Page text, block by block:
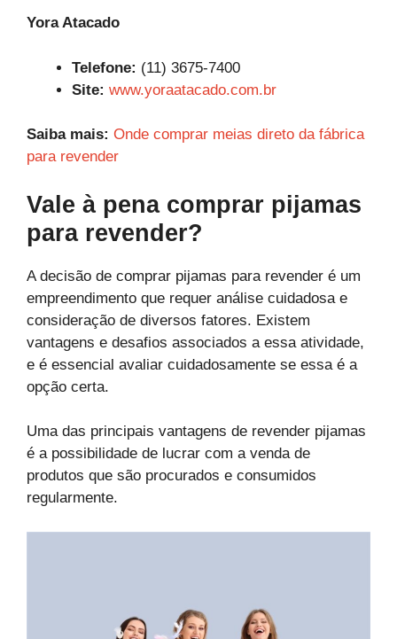
Yora Atacado
Telefone: (11) 3675-7400
Site: www.yoraatacado.com.br
Saiba mais: Onde comprar meias direto da fábrica
para revender
Vale à pena comprar pijamas
para revender?
A decisão de comprar pijamas para revender é um
empreendimento que requer análise cuidadosa e
consideração de diversos fatores. Existem
vantagens e desafios associados a essa atividade,
e é essencial avaliar cuidadosamente se essa é a
opção certa.
Uma das principais vantagens de revender pijamas
é a possibilidade de lucrar com a venda de
produtos que são procurados e consumidos
regularmente.